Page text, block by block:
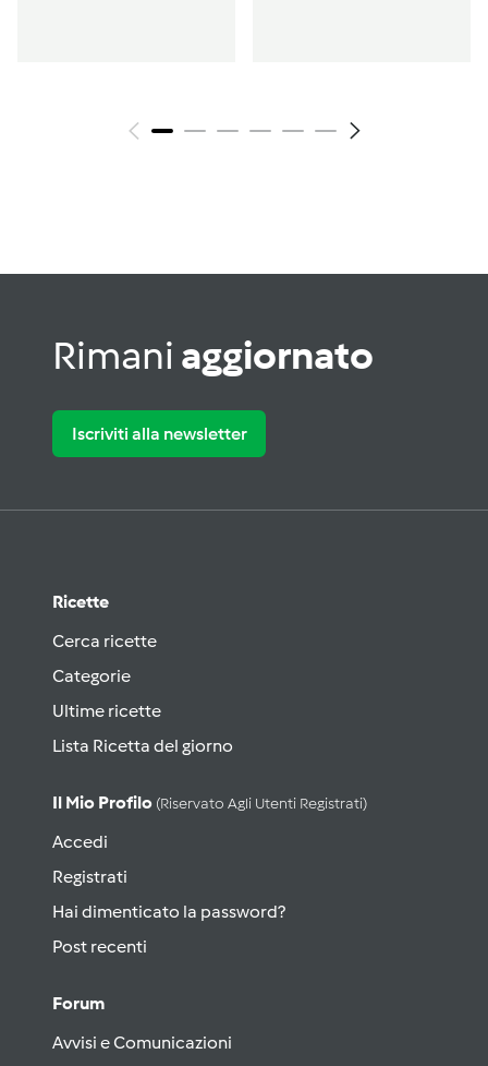
Rimani aggiornato
Iscriviti alla newsletter
Ricette
Cerca ricette
Categorie
Ultime ricette
Lista Ricetta del giorno
Il Mio Profilo (riservato Agli Utenti Registrati)
Accedi
Registrati
Hai dimenticato la password?
Post recenti
Forum
Avvisi e Comunicazioni